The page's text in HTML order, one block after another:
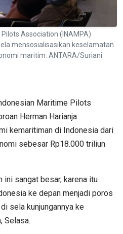
Association (INAMPA)
mensosialisasikan keselamatan
maritim. ANTARA/Suriani
Maritime Pilots
Herman Harianja
kemaritiman di Indonesia dari
sebesar Rp18.000 triliun
sangat besar, karena itu
ke depan menjadi poros
sela kunjungannya ke
Selasa.